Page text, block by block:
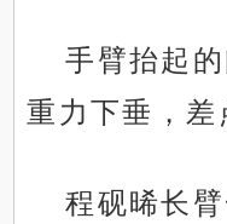
手臂抬起
重力下垂，差
程砚晞长